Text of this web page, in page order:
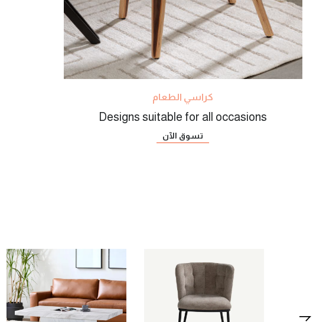
كراسي الطعام
Designs suitable for all occasions
تسوق الآن